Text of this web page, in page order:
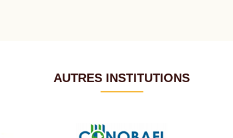
AUTRES INSTITUTIONS